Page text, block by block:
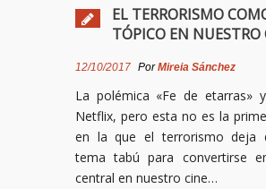
EL TERRORISMO
TÓPICO EN NUESTRO
12/10/2017 PorMireia Sánchez
La polémica «Fe de etarras»
Netflix, pero esta no es la
en la que el terrorismo deja
tema tabú para convertirse
central en nuestro cine…